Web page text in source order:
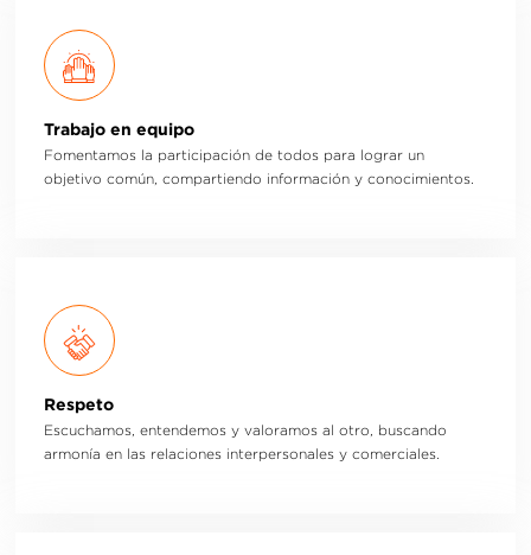
Trabajo en equipo
Fomentamos la participación de todos para lograr un
objetivo común, compartiendo información y conocimientos.
Respeto
Escuchamos, entendemos y valoramos al otro, buscando
armonía en las relaciones interpersonales y comerciales.